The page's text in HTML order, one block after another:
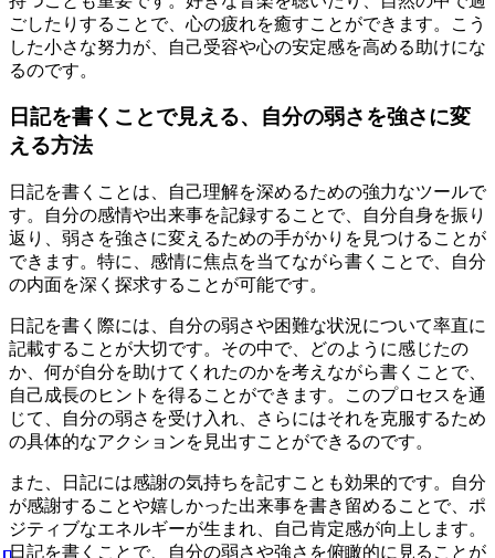
ごしたりすることで、心の疲れを癒すことができます。こう
した小さな努力が、自己受容や心の安定感を高める助けにな
るのです。
日記を書くことで見える、自分の弱さを強さに変
える方法
日記を書くことは、自己理解を深めるための強力なツールで
す。自分の感情や出来事を記録することで、自分自身を振り
返り、弱さを強さに変えるための手がかりを見つけることが
できます。特に、感情に焦点を当てながら書くことで、自分
の内面を深く探求することが可能です。
日記を書く際には、自分の弱さや困難な状況について率直に
記載することが大切です。その中で、どのように感じたの
か、何が自分を助けてくれたのかを考えながら書くことで、
自己成長のヒントを得ることができます。このプロセスを通
じて、自分の弱さを受け入れ、さらにはそれを克服するため
の具体的なアクションを見出すことができるのです。
また、日記には感謝の気持ちを記すことも効果的です。自分
が感謝することや嬉しかった出来事を書き留めることで、ポ
ジティブなエネルギーが生まれ、自己肯定感が向上します。
日記を書くことで、自分の弱さや強さを俯瞰的に見ることが